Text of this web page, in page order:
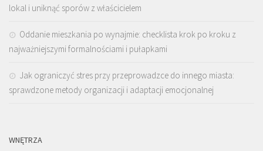
lokal i uniknąć sporów z właścicielem
Oddanie mieszkania po wynajmie: checklista krok po kroku z
najważniejszymi formalnościami i pułapkami
Jak ograniczyć stres przy przeprowadzce do innego miasta:
sprawdzone metody organizacji i adaptacji emocjonalnej
WNĘTRZA